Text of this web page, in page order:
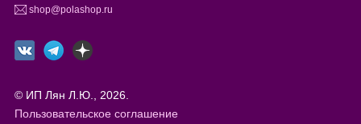
shop@polashop.ru
© ИП Лян Л.Ю., 2026.
Пользовательское соглашение